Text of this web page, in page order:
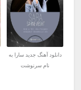
دانلود آهنگ جدید سارا به
نام سرنوشت